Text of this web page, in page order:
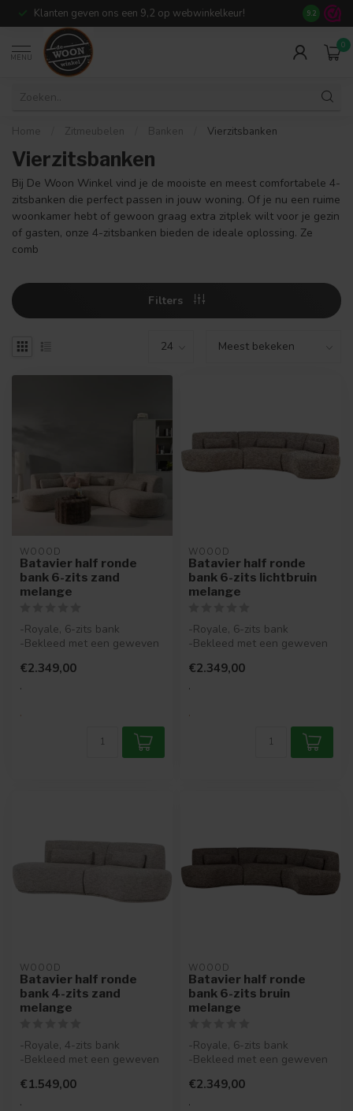
Klanten geven ons een 9,2 op webwinkelkeur! Meer dan
9.2
MENU
0
Home Zitmeubelen Banken Vierzitsbanken
Vierzitsbanken
Bij De Woon Winkel vind je de mooiste en meest comfortabele 4-
zitsbanken die perfect passen in jouw woning. Of je nu een ruime
woonkamer hebt of gewoon graag extra zitplek wilt voor je gezin
of gasten, onze 4-zitsbanken bieden de ideale oplossing. Ze
comb
Filters
WOOOD
Batavier half ronde
bank 6-zits zand
melange
-Royale, 6-zits bank
-Bekleed met een geweven
-Actieve...
€2.349,00
.
.
WOOOD
Batavier half ronde
bank 6-zits lichtbruin
melange
-Royale, 6-zits bank
-Bekleed met een geweven
-Actieve...
€2.349,00
.
.
WOOOD
Batavier half ronde
bank 4-zits zand
melange
-Royale, 4-zits bank
-Bekleed met een geweven
-Actieve...
€1.549,00
.
WOOOD
Batavier half ronde
bank 6-zits bruin
melange
-Royale, 6-zits bank
-Bekleed met een geweven
-Actieve...
€2.349,00
.